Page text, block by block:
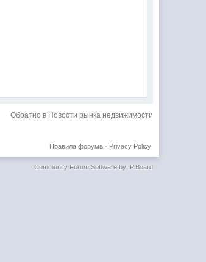
Обратно в Новости рынка недвижимости
Privacy Policy
Правила форума·
Community Forum Software by IP.Board